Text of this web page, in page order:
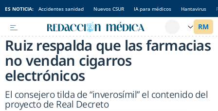
ES NOTICIA: Accidentes sanidad Nuevos CSUR IA para médicos Hantavirus
Ruiz respalda que las farmacias
no vendan cigarros
electrónicos
El consejero tilda de “inverosímil” el contenido del
proyecto de Real Decreto